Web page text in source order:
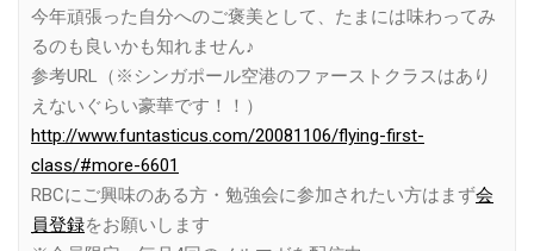
今年頑張った自分へのご褒美として、たまには味わってみ
るのも良いかも知れません♪
参考URL（※シンガポール空港のファーストクラスはあり
えないぐらい豪華です！！）
http://www.funtasticus.com/20081106/flying-first-
class/#more-6601
RBCにご興味のある方・勉強会に参加されたい方はまず会
員登録をお願いします